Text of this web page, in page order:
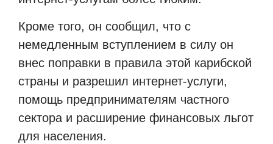
Кроме того, он сообщил, что с
немедленным вступлением в силу он
внес поправки в правила этой карибской
страны и разрешил интернет-услуги,
помощь предпринимателям частного
сектора и расширение финансовых льгот
для населения.